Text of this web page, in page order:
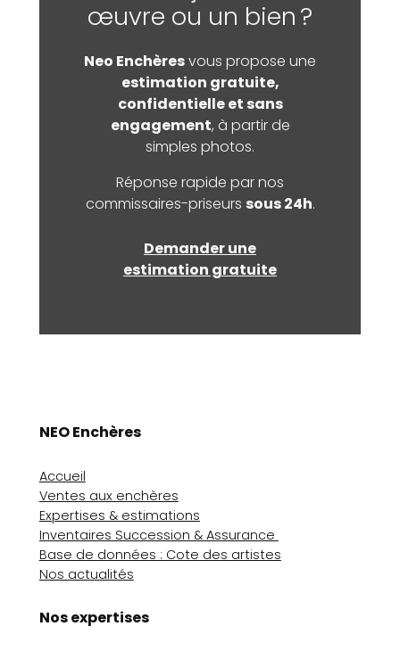
œuvre ou un bien ?
Neo Enchèresvous propose une
estimation gratuite,
confidentielle et sans
engagement, à partir de
simples photos.
Réponse rapide par nos
commissaires-priseurs sous 24h.
Demander une
estimation gratuite
NEO Enchères
Accueil
Ventes aux enchères
Expertises & estimations
Inventaires Succession & Assurance
Base de données : Cote des artistes
Nos actualités
Nos expertises